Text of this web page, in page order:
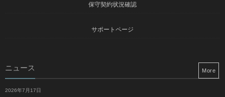
保守契約状況確認
サポートページ
ニュース
2026年7月17日
More